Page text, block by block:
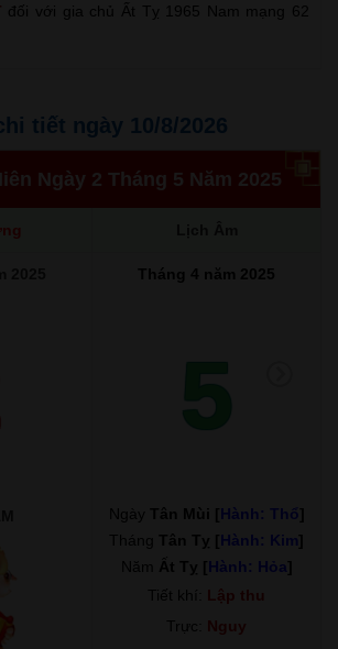
đối với gia chủ Ất Tỵ 1965 Nam mạng 62
tiết ngày 10/8/2026
Ngày 2 Tháng 5 Năm 2025
Tháng 4 năm 2025
5
Ngày Tân Mùi [Hành: Thổ]
Tháng Tân Tỵ [Hành: Kim]
Năm Ất Tỵ [Hành: Hỏa]
Tiết khí: Lập thu
Trực: Nguy